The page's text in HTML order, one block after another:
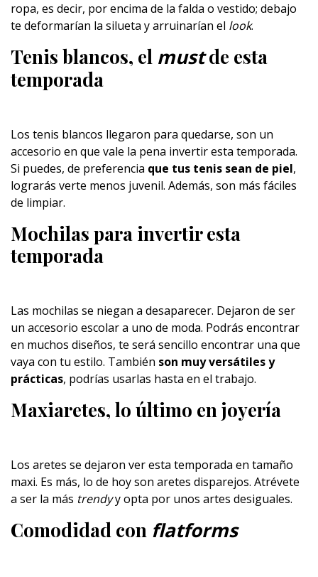
ropa, es decir, por encima de la falda o vestido; debajo
te deformarían la silueta y arruinarían el look.
Tenis blancos, el mustde esta
temporada
Los tenis blancos llegaron para quedarse, son un
accesorio en que vale la pena invertir esta temporada.
Si puedes, de preferencia que tus tenis sean de piel,
lograrás verte menos juvenil. Además, son más fáciles
de limpiar.
Mochilas para invertir esta
temporada
Las mochilas se niegan a desaparecer. Dejaron de ser
un accesorio escolar a uno de moda. Podrás encontrar
en muchos diseños, te será sencillo encontrar una que
vaya con tu estilo. También son muy versátiles y
prácticas, podrías usarlas hasta en el trabajo.
Maxiaretes, lo último en joyería
Los aretes se dejaron ver esta temporada en tamaño
maxi. Es más, lo de hoy son aretes disparejos. Atrévete
a ser la más trendyy opta por unos artes desiguales.
Comodidad con flatforms